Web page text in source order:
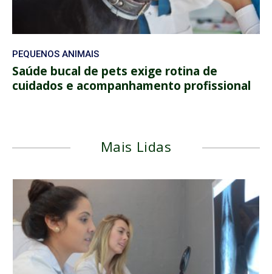
PEQUENOS ANIMAIS
Saúde bucal de pets exige rotina de
cuidados e acompanhamento profissional
Mais Lidas